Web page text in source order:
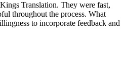
Translation. They were fast,
throughout the process. What
to incorporate feedback and